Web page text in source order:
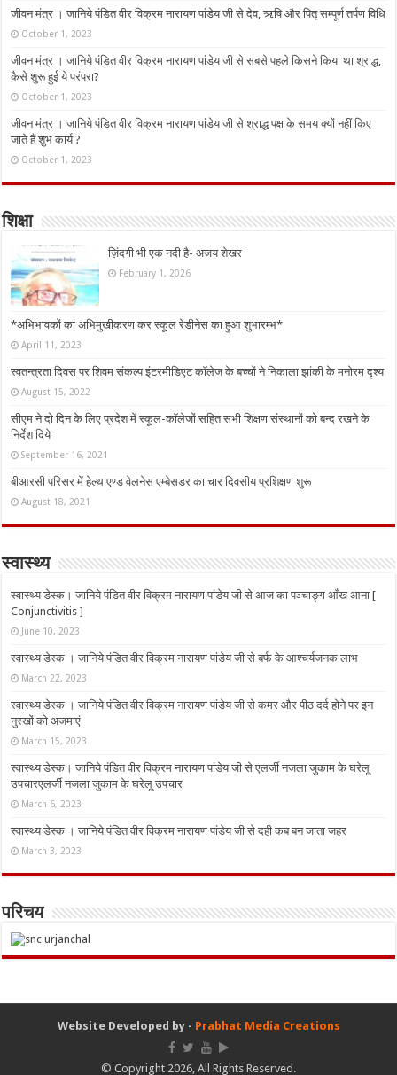
जीवन मंत्र । जानिये पंडित वीर विक्रम नारायण पांडेय जी से देव, ऋषि और पितृ सम्पूर्ण तर्पण विधि
October 1, 2023
जीवन मंत्र । जानिये पंडित वीर विक्रम नारायण पांडेय जी से सबसे पहले किसने किया था श्राद्ध,
कैसे शुरू हुई ये परंपरा?
October 1, 2023
जीवन मंत्र । जानिये पंडित वीर विक्रम नारायण पांडेय जी से श्राद्ध पक्ष के समय क्यों नहीं किए
जाते हैं शुभ कार्य ?
October 1, 2023
शिक्षा
ज़िंदगी भी एक नदी है- अजय शेखर
February 1, 2026
*अभिभावकों का अभिमुखीकरण कर स्कूल रेडीनेस का हुआ शुभारम्भ*
April 11, 2023
स्वतन्त्रता दिवस पर शिवम संकल्प इंटरमीडिएट कॉलेज के बच्चों ने निकाला झांकी के मनोरम दृश्य
August 15, 2022
सीएम ने दो दिन के लिए प्रदेश में स्कूल-कॉलेजों सहित सभी शिक्षण संस्थानों को बन्द रखने के
निर्देश दिये
September 16, 2021
बीआरसी परिसर में हेल्थ एण्ड वेलनेस एम्बेसडर का चार दिवसीय प्रशिक्षण शुरू
August 18, 2021
स्वास्थ्य
स्वास्थ्य डेस्क। जानिये पंडित वीर विक्रम नारायण पांडेय जी से आज का पञ्चाङ्ग आँख आना [
Conjunctivitis ]
June 10, 2023
स्वास्थ्य डेस्क । जानिये पंडित वीर विक्रम नारायण पांडेय जी से बर्फ के आश्चर्यजनक लाभ
March 22, 2023
स्वास्थ्य डेस्क । जानिये पंडित वीर विक्रम नारायण पांडेय जी से कमर और पीठ दर्द होने पर इन
नुस्‍खों को अजमाएं
March 15, 2023
स्वास्थ्य डेस्क। जानिये पंडित वीर विक्रम नारायण पांडेय जी से एलर्जी नजला जुकाम के घरेलू
उपचारएलर्जी नजला जुकाम के घरेलू उपचार
March 6, 2023
स्वास्थ्य डेस्क । जानिये पंडित वीर विक्रम नारायण पांडेय जी से दही कब बन जाता जहर
March 3, 2023
परिचय
Website Developed by - Prabhat Media Creations
© Copyright 2026, All Rights Reserved.